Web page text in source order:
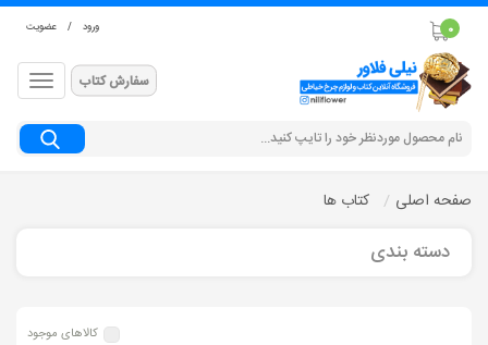
ورود / عضویت 0
سفارش کتاب
جستجو
صفحه اصلی کتاب ها
دسته بندی
کالاهای موجود